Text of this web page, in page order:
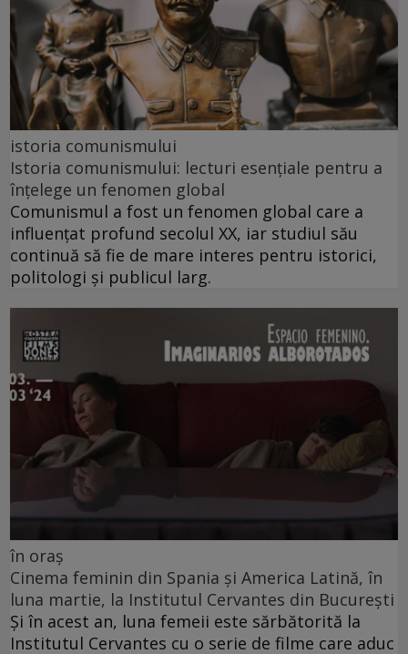
istoria comunismului
Istoria comunismului: lecturi esențiale pentru a
înțelege un fenomen global
Comunismul a fost un fenomen global care a
influențat profund secolul XX, iar studiul său
continuă să fie de mare interes pentru istorici,
politologi și publicul larg.
în oraș
Cinema feminin din Spania și America Latină, în
luna martie, la Institutul Cervantes din București
Și în acest an, luna femeii este sărbătorită la
Institutul Cervantes cu o serie de filme care aduc